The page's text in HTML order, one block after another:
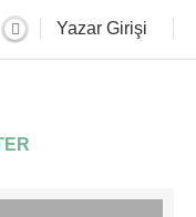
Yazar Girişi